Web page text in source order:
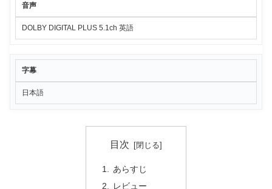
音声
DOLBY DIGITAL PLUS 5.1ch 英語
字幕
日本語
目次
あらすじ
レビュー